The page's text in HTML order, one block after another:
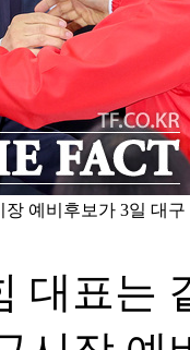
예비후보가 3일 대
대표는